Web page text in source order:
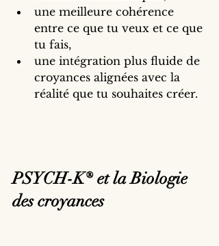
une meilleure cohérence
entre ce que tu veux et ce que
tu fais,
une intégration plus fluide de
croyances alignées avec la
réalité que tu souhaites créer.
PSYCH-K® et la Biologie
des croyances